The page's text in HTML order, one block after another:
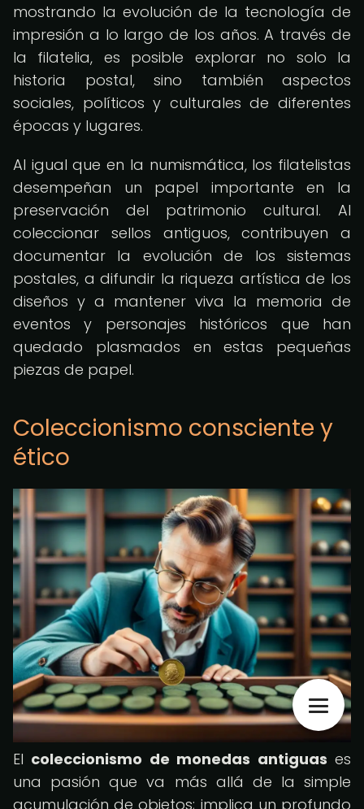
mostrando la evolución de la tecnología de
impresión a lo largo de los años. A través de
la filatelia, es posible explorar no solo la
historia postal, sino también aspectos
sociales, políticos y culturales de diferentes
épocas y lugares.
Al igual que en la numismática, los filatelistas
desempeñan un papel importante en la
preservación del patrimonio cultural. Al
coleccionar sellos antiguos, contribuyen a
documentar la evolución de los sistemas
postales, a difundir la riqueza artística de los
diseños y a mantener viva la memoria de
eventos y personajes históricos que han
quedado plasmados en estas pequeñas
piezas de papel.
Coleccionismo consciente y
ético
El coleccionismo de monedas antiguas es
una pasión que va más allá de la simple
acumulación de objetos; implica un profundo